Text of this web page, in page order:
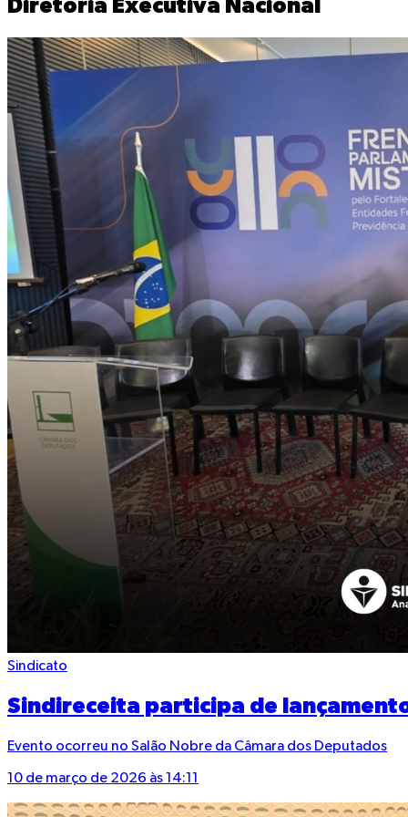
Diretoria Executiva Nacional
Sindicato
Sindireceita participa de
Evento ocorreu no Salão Nobre da Câmara dos Deputados
10 de março de 2026 às 14:11